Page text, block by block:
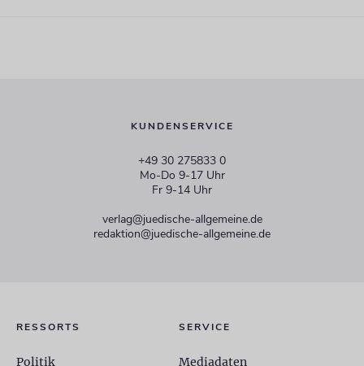
KUNDENSERVICE
+49 30 275833 0
Mo-Do 9-17 Uhr
Fr 9-14 Uhr
verlag@juedische-allgemeine.de
redaktion@juedische-allgemeine.de
RESSORTS
Politik
SERVICE
Mediadaten